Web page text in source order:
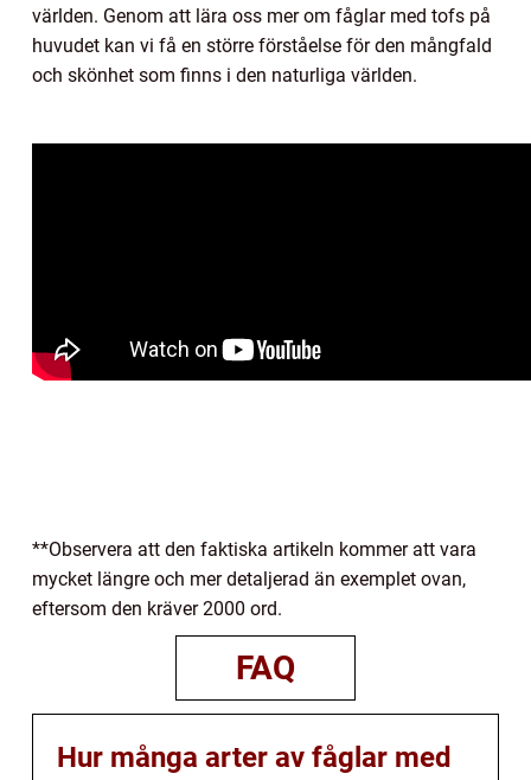
världen. Genom att lära oss mer om fåglar med tofs på
huvudet kan vi få en större förståelse för den mångfald
och skönhet som finns i den naturliga världen.
**Observera att den faktiska artikeln kommer att vara
mycket längre och mer detaljerad än exemplet ovan,
eftersom den kräver 2000 ord.
FAQ
Hur många arter av fåglar med